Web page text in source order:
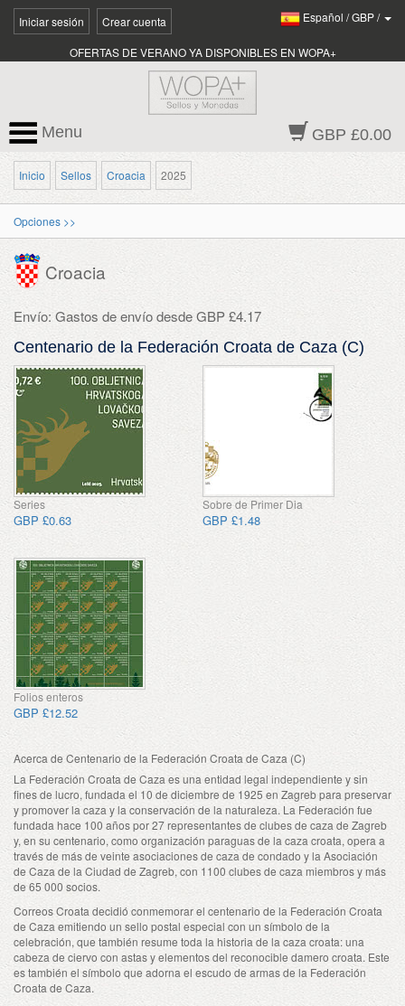
Iniciar sesión Crear cuenta Español /GBP/
OFERTAS DE VERANO YA DISPONIBLES EN WOPA+
GBP £0.00
Menu
Inicio Sellos Croacia 2025
Opciones >>
Croacia
Envío: Gastos de envío desde GBP £4.17
Centenario de la Federación Croata de Caza (C)
Series
GBP £0.63
Sobre de Primer Dia
GBP £1.48
Folios enteros
GBP £12.52
Acerca de Centenario de la Federación Croata de Caza (C)
La Federación Croata de Caza es una entidad legal independiente y sin
fines de lucro, fundada el 10 de diciembre de 1925 en Zagreb para preservar
y promover la caza y la conservación de la naturaleza. La Federación fue
fundada hace 100 años por 27 representantes de clubes de caza de Zagreb
y, en su centenario, como organización paraguas de la caza croata, opera a
través de más de veinte asociaciones de caza de condado y la Asociación
de Caza de la Ciudad de Zagreb, con 1100 clubes de caza miembros y más
de 65 000 socios.
Correos Croata decidió conmemorar el centenario de la Federación Croata
de Caza emitiendo un sello postal especial con un símbolo de la
celebración, que también resume toda la historia de la caza croata: una
cabeza de ciervo con astas y elementos del reconocible damero croata. Este
es también el símbolo que adorna el escudo de armas de la Federación
Croata de Caza.